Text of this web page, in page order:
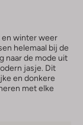
en winter weer
helemaal bij de
naar de mode uit
jasje. Dit
en donkere
met elke